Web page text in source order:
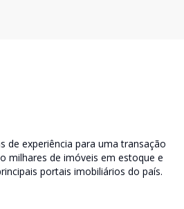
de experiência para uma transação
portais imobiliários do país.